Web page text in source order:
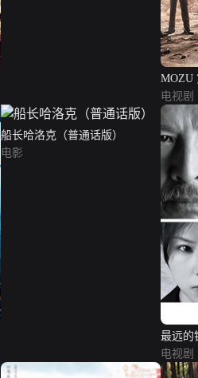
MOZU
电视剧
船长哈洛克（普通话版）
电影
最远的
电视剧